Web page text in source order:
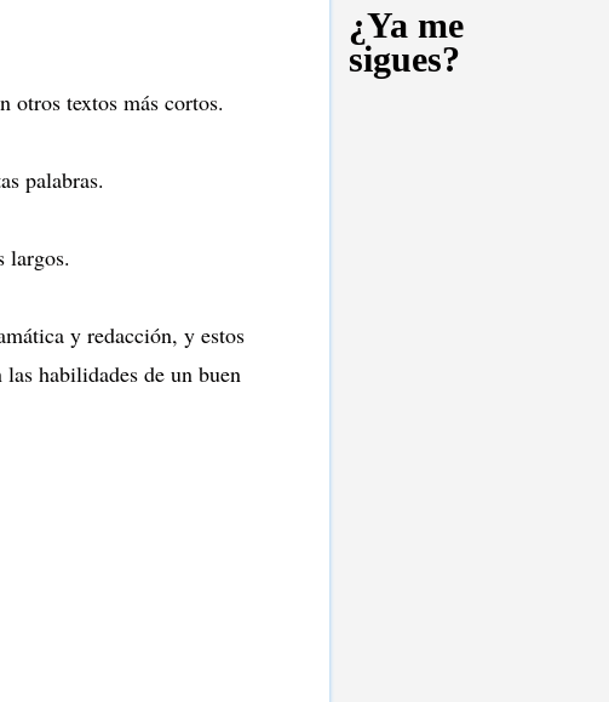
¿Ya me
sigues?
otros textos más cortos.
palabras.
largos.
y redacción, y estos
habilidades de un buen